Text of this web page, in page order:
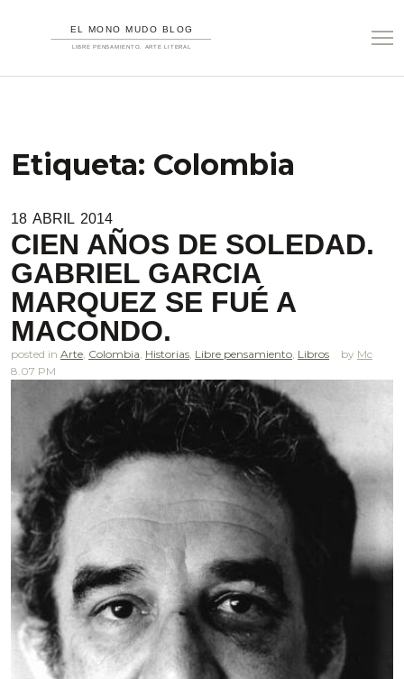
Etiqueta: Colombia
18 ABRIL 2014
CIEN AÑOS DE SOLEDAD.
GABRIEL GARCIA
MARQUEZ SE FUÉ A
MACONDO.
posted in Arte Colombia Historias Libre pensamiento Libros
Mc
8.07 PM